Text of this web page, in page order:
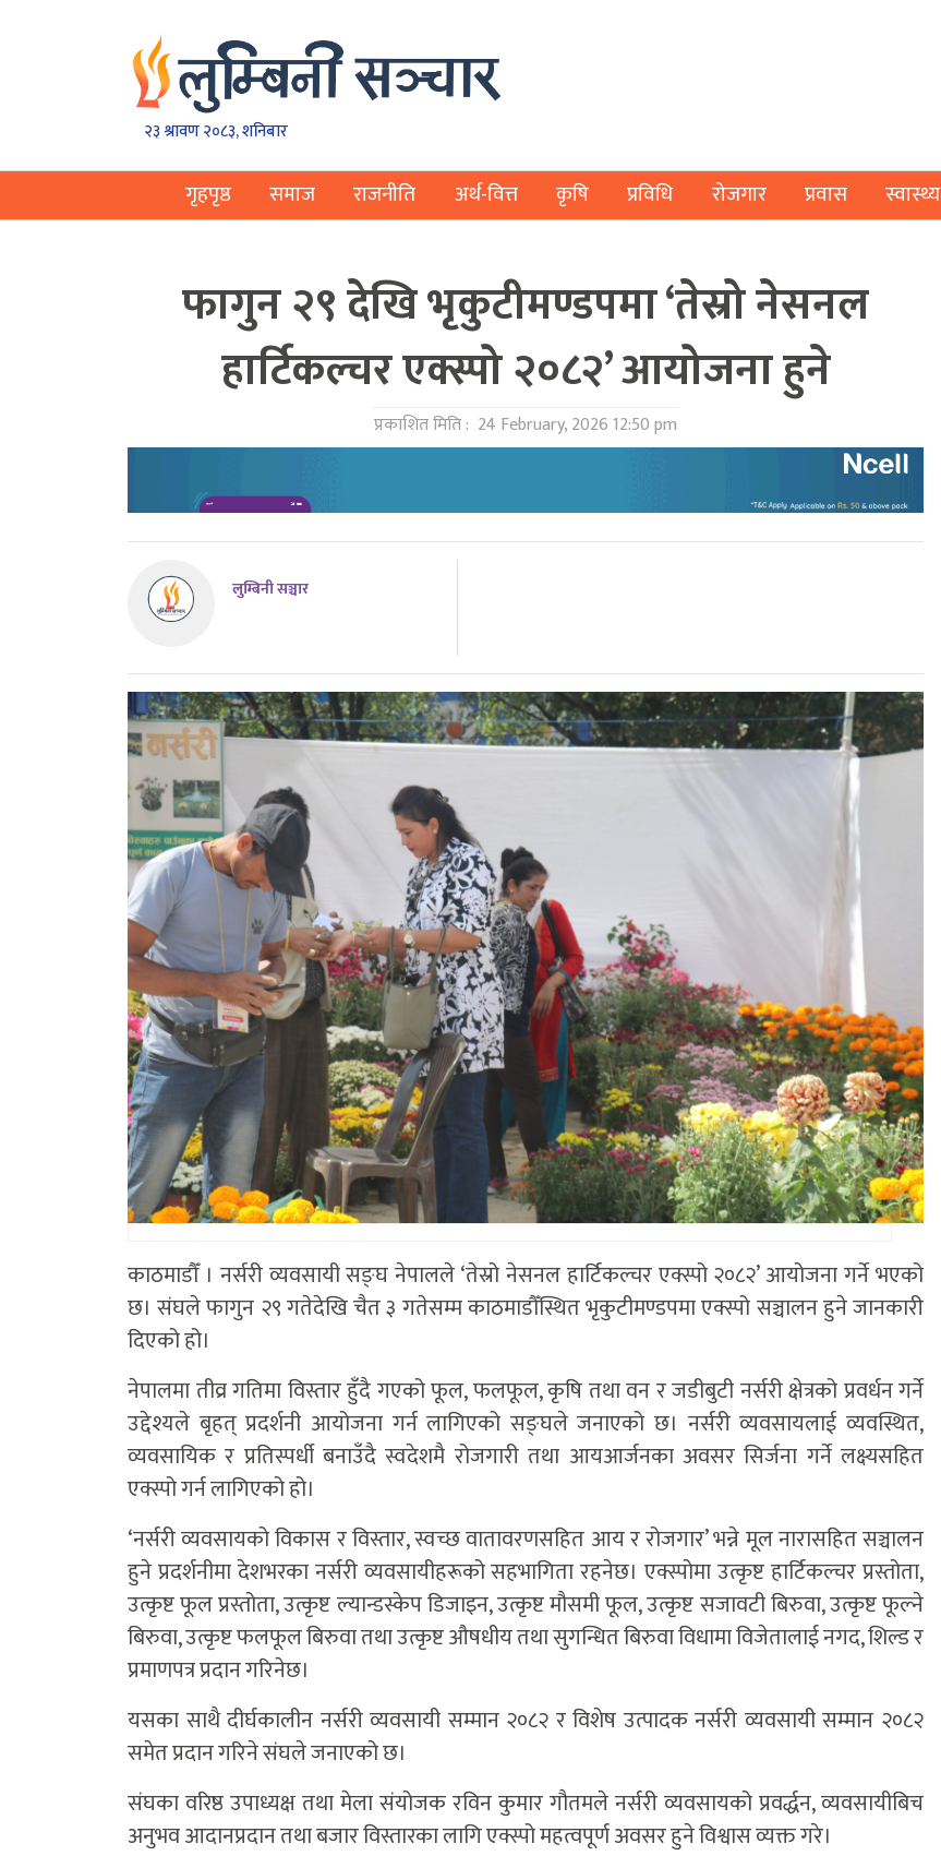
२३ श्रावण २०८३, शनिबार
गृहपृष्ठ समाज राजनीति अर्थ-वित्त कृषि प्रविधि रोजगार प्रवास स्वास्थ्य
फागुन २९ देखि भृकुटीमण्डपमा ‘तेस्रो नेसनल
हार्टिकल्चर एक्स्पो २०८२’ आयोजना हुने
प्रकाशित मिति : 24 February, 2026 12:50 pm
लुम्बिनी सञ्चार
काठमाडौँ । नर्सरी व्यवसायी सङ्घ नेपालले ‘तेस्रो नेसनल हार्टिकल्चर एक्स्पो २०८२’ आयोजना गर्ने भएको
छ। संघले फागुन २९ गतेदेखि चैत ३ गतेसम्म काठमाडौँस्थित भृकुटीमण्डपमा एक्स्पो सञ्चालन हुने जानकारी
दिएको हो।
नेपालमा तीव्र गतिमा विस्तार हुँदै गएको फूल, फलफूल, कृषि तथा वन र जडीबुटी नर्सरी क्षेत्रको प्रवर्धन गर्ने
उद्देश्यले बृहत् प्रदर्शनी आयोजना गर्न लागिएको सङ्घले जनाएको छ। नर्सरी व्यवसायलाई व्यवस्थित,
व्यवसायिक र प्रतिस्पर्धी बनाउँदै स्वदेशमै रोजगारी तथा आयआर्जनका अवसर सिर्जना गर्ने लक्ष्यसहित
एक्स्पो गर्न लागिएको हो।
‘नर्सरी व्यवसायको विकास र विस्तार, स्वच्छ वातावरणसहित आय र रोजगार’ भन्ने मूल नारासहित सञ्चालन
हुने प्रदर्शनीमा देशभरका नर्सरी व्यवसायीहरूको सहभागिता रहनेछ। एक्स्पोमा उत्कृष्ट हार्टिकल्चर प्रस्तोता,
उत्कृष्ट फूल प्रस्तोता, उत्कृष्ट ल्यान्डस्केप डिजाइन, उत्कृष्ट मौसमी फूल, उत्कृष्ट सजावटी बिरुवा, उत्कृष्ट फूल्ने
बिरुवा, उत्कृष्ट फलफूल बिरुवा तथा उत्कृष्ट औषधीय तथा सुगन्धित बिरुवा विधामा विजेतालाई नगद, शिल्ड र
प्रमाणपत्र प्रदान गरिनेछ।
यसका साथै दीर्घकालीन नर्सरी व्यवसायी सम्मान २०८२ र विशेष उत्पादक नर्सरी व्यवसायी सम्मान २०८२
समेत प्रदान गरिने संघले जनाएको छ।
संघका वरिष्ठ उपाध्यक्ष तथा मेला संयोजक रविन कुमार गौतमले नर्सरी व्यवसायको प्रवर्द्धन, व्यवसायीबिच
अनुभव आदानप्रदान तथा बजार विस्तारका लागि एक्स्पो महत्वपूर्ण अवसर हुने विश्वास व्यक्त गरे।